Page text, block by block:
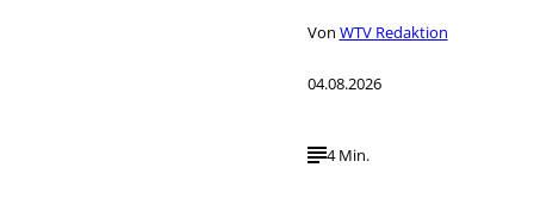
Von WTV Redaktion
04.08.2026
4 Min.